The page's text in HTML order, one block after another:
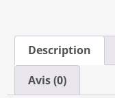
Description
Avis (0)